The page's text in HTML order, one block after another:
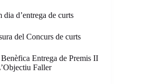
d’entrega de curts
del Concurs de curts
Entrega de Premis II
Faller